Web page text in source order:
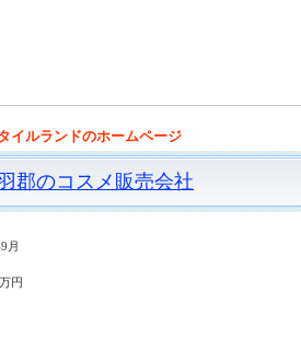
イルランドのホームページ
郡のコスメ販売会社
月
円